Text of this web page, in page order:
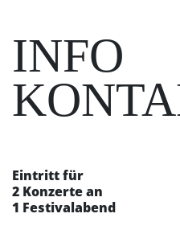
INFO
Eintritt für
2 Konzerte an
1 Festivalabend